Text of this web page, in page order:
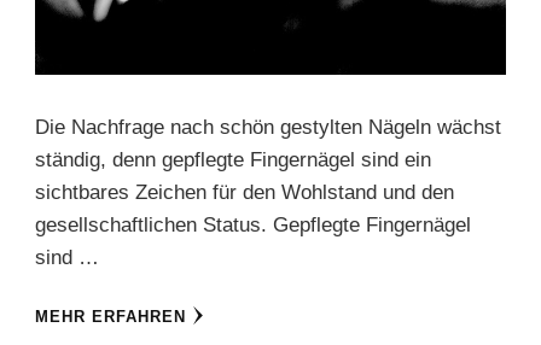
Die Nachfrage nach schön gestylten Nägeln wächst
ständig, denn gepflegte Fingernägel sind ein
sichtbares Zeichen für den Wohlstand und den
gesellschaftlichen Status. Gepflegte Fingernägel
sind …
MEHR ERFAHREN